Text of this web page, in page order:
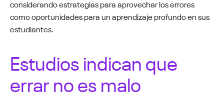
considerando estrategias para aprovechar los errores
como oportunidades para un aprendizaje profundo en sus
estudiantes.
Estudios indican que
errar no es malo